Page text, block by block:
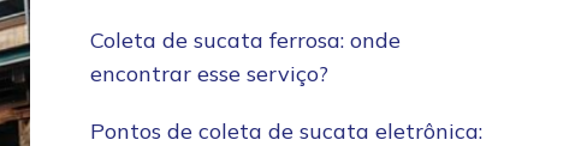
Coleta de sucata ferrosa: onde
encontrar esse serviço?
Pontos de coleta de sucata eletrônica: